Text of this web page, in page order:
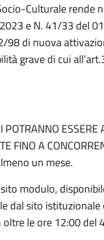
Culturale rende
e N. 41/33 del
98 di nuova
grave di cui
ESSERE
FINO A
un mese.
modulo,
dal sito
le ore 12:00 del